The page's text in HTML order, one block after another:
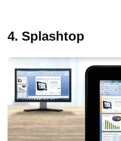
4. Splashtop